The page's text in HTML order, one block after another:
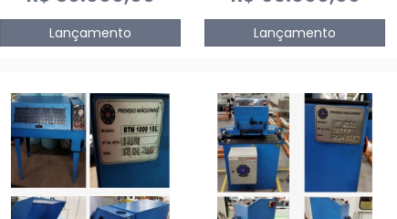
Lançamento Lançamento